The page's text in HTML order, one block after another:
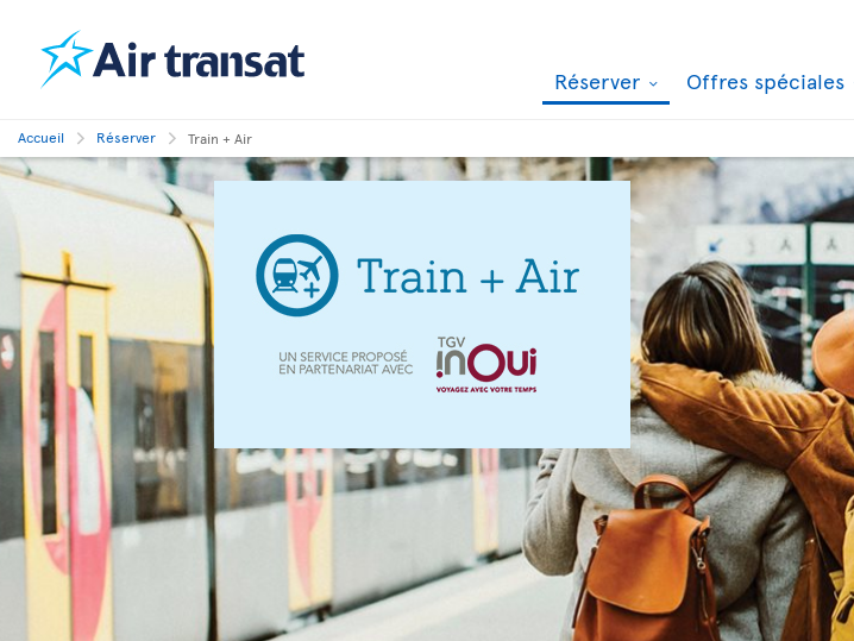
Réserver Offres spéciales
Accueil Réserver Train + Air